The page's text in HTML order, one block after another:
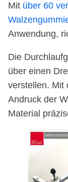
Mitüber 60
Anwendung,
Die
über einen
verstellen. Mit
Andruck der
Material